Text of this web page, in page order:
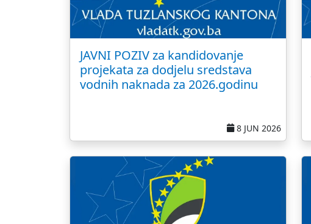
JAVNI POZIV za kandidovanje
projekata za dodjelu sredstava
vodnih naknada za 2026.godinu
8 JUN 2026